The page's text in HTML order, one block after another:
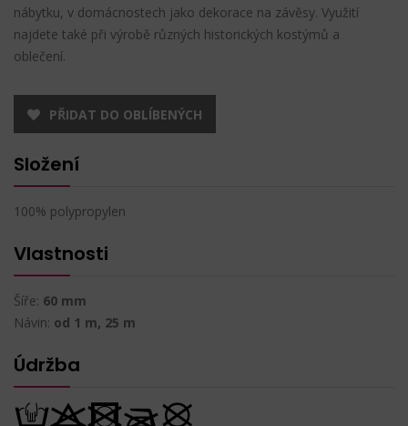
nábytku, v domácnostech jako dekorace na závěsy. Využití
najdete také při výrobě různých historických kostýmů a
oblečení.
PŘIDAT DO OBLÍBENÝCH
Složení
100% polypropylen
Vlastnosti
Šíře: 60 mm
Návin: od 1 m, 25 m
Údržba